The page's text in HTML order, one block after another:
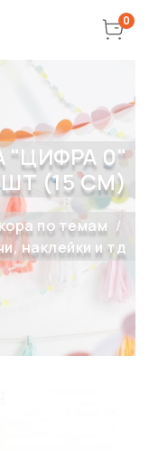
0
"ЦИФРА 0"
ШТ (15 СМ)
по темам
наклейки и тд